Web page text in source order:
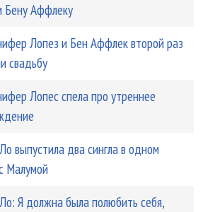
Бену Аффлеку
Лопез и Бен Аффлек второй раз
свадьбу
Лопеc спела про утреннее
выпустила два сингла в одном
Малумой
Я должна была полюбить себя,